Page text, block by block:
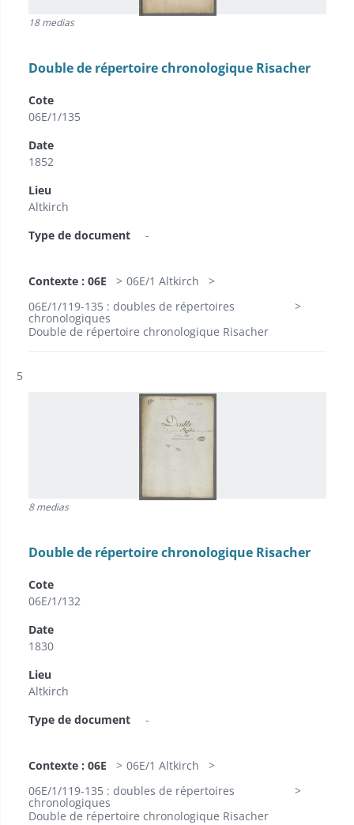
18 medias
Double de répertoire chronologique Risacher
Cote
06E/1/135
Date
1852
Lieu
Altkirch
Type de document
-
Contexte : 06E
06E/1 Altkirch
06E/1/119-135 : doubles de répertoires
chronologiques
Double de répertoire chronologique Risacher
Résultat n°
5
8 medias
Double de répertoire chronologique Risacher
Cote
06E/1/132
Date
1830
Lieu
Altkirch
Type de document
-
Contexte : 06E
06E/1 Altkirch
06E/1/119-135 : doubles de répertoires
chronologiques
Double de répertoire chronologique Risacher